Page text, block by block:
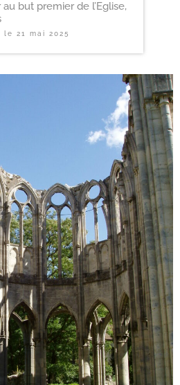
but premier de l’Eglise,
le21 mai 2025